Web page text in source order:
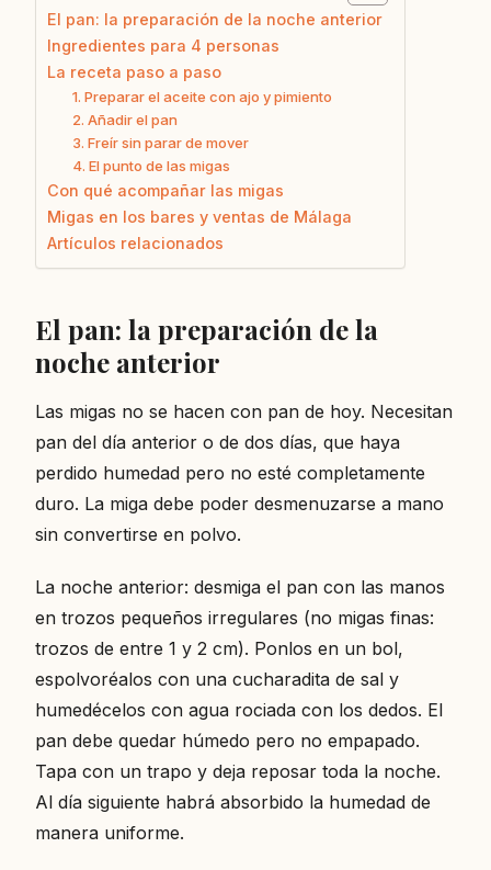
El pan: la preparación de la noche anterior
Ingredientes para 4 personas
La receta paso a paso
1. Preparar el aceite con ajo y pimiento
2. Añadir el pan
3. Freír sin parar de mover
4. El punto de las migas
Con qué acompañar las migas
Migas en los bares y ventas de Málaga
Artículos relacionados
El pan: la preparación de la
noche anterior
Las migas no se hacen con pan de hoy. Necesitan
pan del día anterior o de dos días, que haya
perdido humedad pero no esté completamente
duro. La miga debe poder desmenuzarse a mano
sin convertirse en polvo.
La noche anterior: desmiga el pan con las manos
en trozos pequeños irregulares (no migas finas:
trozos de entre 1 y 2 cm). Ponlos en un bol,
espolvoréalos con una cucharadita de sal y
humedécelos con agua rociada con los dedos. El
pan debe quedar húmedo pero no empapado.
Tapa con un trapo y deja reposar toda la noche.
Al día siguiente habrá absorbido la humedad de
manera uniforme.